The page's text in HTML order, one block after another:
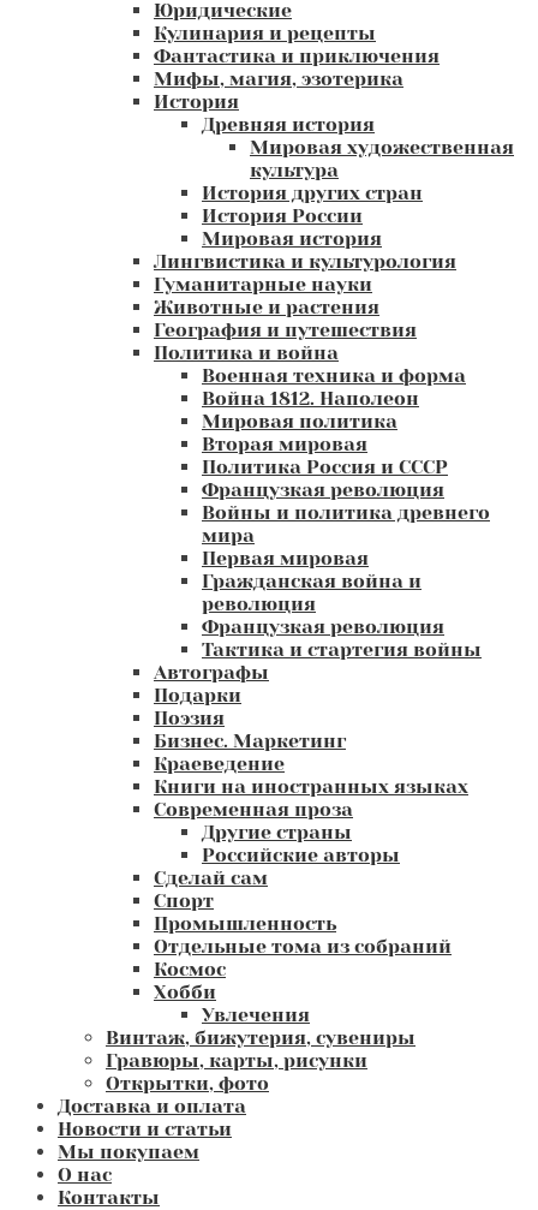
Юридические
Кулинария и рецепты
Фантастика и приключения
Мифы, магия, эзотерика
История
Древняя история
Мировая художественная
культура
История других стран
История России
Мировая история
Лингвистика и культурология
Гуманитарные науки
Животные и растения
География и путешествия
Политика и война
Военная техника и форма
Война 1812. Наполеон
Мировая политика
Вторая мировая
Политика Россия и СССР
Французкая революция
Войны и политика древнего
мира
Первая мировая
Гражданская война и
революция
Французкая революция
Тактика и стартегия войны
Автографы
Подарки
Поэзия
Бизнес. Маркетинг
Краеведение
Книги на иностранных языках
Современная проза
Другие страны
Российские авторы
Сделай сам
Спорт
Промышленность
Отдельные тома из собраний
Космос
Хобби
Увлечения
Винтаж, бижутерия, сувениры
Гравюры, карты, рисунки
Открытки, фото
Доставка и оплата
Новости и статьи
Мы покупаем
О нас
Контакты